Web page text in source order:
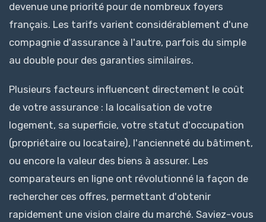
devenue une priorité pour de nombreux foyers
français. Les tarifs varient considérablement d'une
compagnie d'assurance à l'autre, parfois du simple
au double pour des garanties similaires.
Plusieurs facteurs influencent directement le coût
de votre assurance : la localisation de votre
logement, sa superficie, votre statut d'occupation
(propriétaire ou locataire), l'ancienneté du bâtiment,
ou encore la valeur des biens à assurer. Les
comparateurs en ligne ont révolutionné la façon de
rechercher ces offres, permettant d'obtenir
rapidement une vision claire du marché. Saviez-vous